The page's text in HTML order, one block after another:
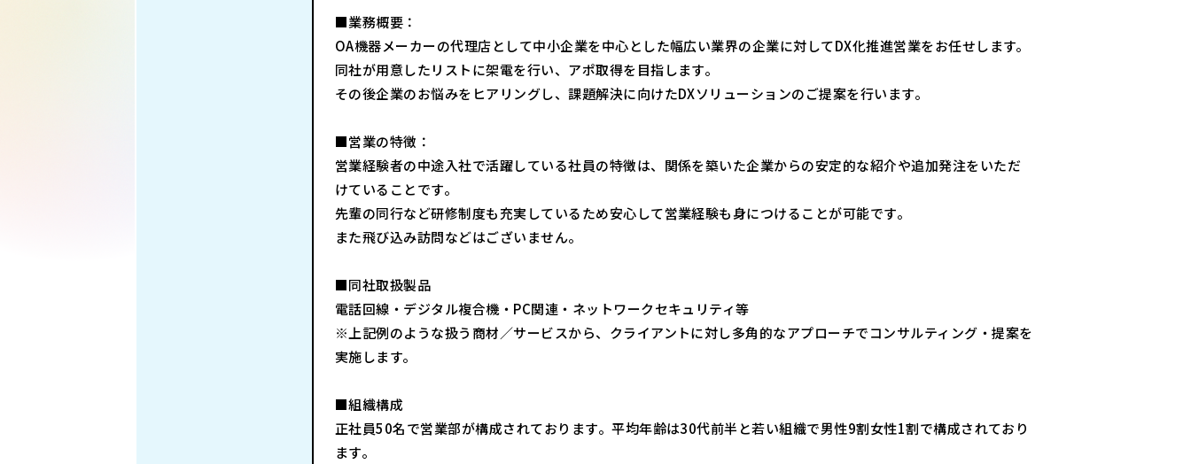
■業務概要：
OA機器メーカーの代理店として中小企業を中心とした幅広い業界の企業に対してDX化推進営業をお任せします。
同社が用意したリストに架電を行い、アポ取得を目指します。
その後企業のお悩みをヒアリングし、課題解決に向けたDXソリューションのご提案を行います。
■営業の特徴：
営業経験者の中途入社で活躍している社員の特徴は、関係を築いた企業からの安定的な紹介や追加発注をいただ
けていることです。
先輩の同行など研修制度も充実しているため安心して営業経験も身につけることが可能です。
また飛び込み訪問などはございません。
■同社取扱製品
電話回線・デジタル複合機・PC関連・ネットワークセキュリティ等
※上記例のような扱う商材／サービスから、クライアントに対し多角的なアプローチでコンサルティング・提案を
実施します。
■組織構成
正社員50名で営業部が構成されております。平均年齢は30代前半と若い組織で男性9割女性1割で構成されており
ます。